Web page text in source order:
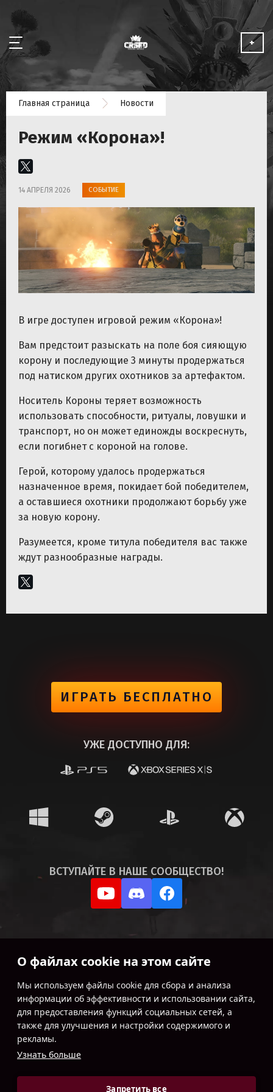
О файлах cookie на этом сайте
Мы используем файлы cookie для сбора и анализа
информации об эффективности и использовании сайта,
для предоставления функций социальных сетей, а
также для улучшения и настройки содержимого и
рекламы.
Узнать больше
Запретить все
НОВОСТИ
МЕДИА
СОТРУДНИЧЕСТВО
ИГРАТЬ БЕСПЛАТНО
+
Главная страница Новости
Режим «Корона»!
14 АПРЕЛЯ 2026 СОБЫТИЕ
В игре доступен игровой режим «Корона»!
Вам предстоит разыскать на поле боя сияющую
корону и последующие 3 минуты продержаться
под натиском других охотников за артефактом.
Носитель Короны теряет возможность
использовать способности, ритуалы, ловушки и
транспорт, но он может единожды воскреснуть,
если погибнет с короной на голове.
Герой, которому удалось продержаться
назначенное время, покидает бой победителем,
а оставшиеся охотники продолжают борьбу уже
за новую корону.
Разумеется, кроме титула победителя вас также
ждут разнообразные награды.
ИГРАТЬ БЕСПЛАТНО
УЖЕ ДОСТУПНО ДЛЯ:
ВСТУПАЙТЕ В НАШЕ СООБЩЕСТВО!
Условия использования